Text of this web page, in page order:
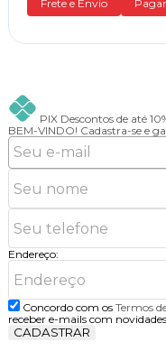
Frete e Envio
PIX Descontos de até
BEM-VINDO! Cadastra-se e
Endereço:
Concordo com os Termos
receber e-mails com
CADASTRAR